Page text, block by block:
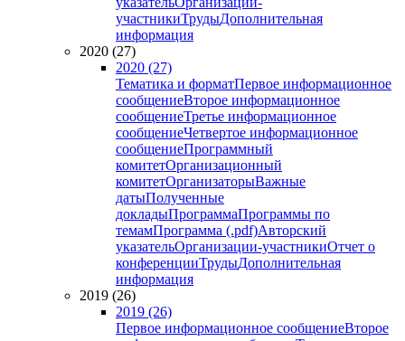
участникиТрудыДополнительная
информация
2020 (27)
2020 (27)
Тематика и форматПервое информационное
сообщениеВторое информационное
сообщениеТретье информационное
сообщениеЧетвертое информационное
сообщениеПрограммный
комитетОрганизационный
комитетОрганизаторыВажные
датыПолученные
докладыПрограммаПрограммы по
темамПрограмма (.pdf)Авторский
указательОрганизации-участникиОтчет о
конференцииТрудыДополнительная
информация
2019 (26)
2019 (26)
Первое информационное сообщениеВторое